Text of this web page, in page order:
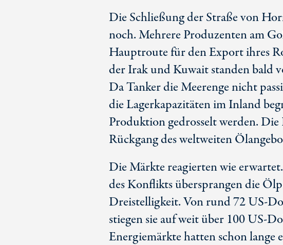
Die Schließung der Straße von
noch. Mehrere Produzenten am
Hauptroute für den Export ihres
der Irak und Kuwait standen bald
Da Tanker die Meerenge nicht
die Lagerkapazitäten im Inland
Produktion gedrosselt werden.
Rückgang des weltweiten
Die Märkte reagierten wie
des Konflikts übersprangen die
Dreistelligkeit. Von rund 72 US-Do
stiegen sie auf weit über 100 US-Do
Energiemärkte hatten schon lange